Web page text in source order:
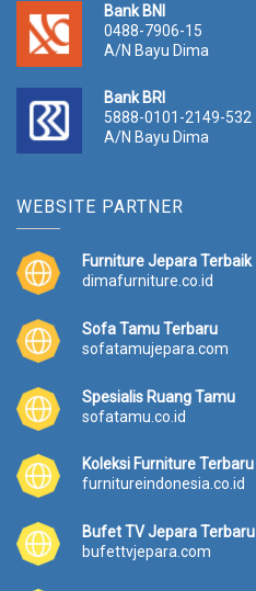
Bank BNI
0488-7906-15
A/N Bayu Dima
Bank BRI
5888-0101-2149-532
A/N Bayu Dima
WEBSITE PARTNER
Furniture Jepara Terbaik
dimafurniture.co.id
Sofa Tamu Terbaru
sofatamujepara.com
Spesialis Ruang Tamu
sofatamu.co.id
Koleksi Furniture Terbaru
furnitureindonesia.co.id
Bufet TV Jepara Terbaru
bufettvjepara.com